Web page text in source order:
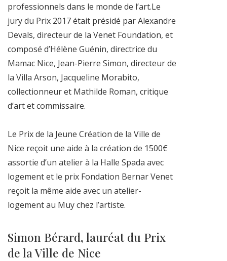
professionnels dans le monde de l’art.Le
jury du Prix 2017 était présidé par Alexandre
Devals, directeur de la Venet Foundation, et
composé d’Hélène Guénin, directrice du
Mamac Nice, Jean-Pierre Simon, directeur de
la Villa Arson, Jacqueline Morabito,
collectionneur et Mathilde Roman, critique
d’art et commissaire.
Le Prix de la Jeune Création de la Ville de
Nice reçoit une aide à la création de 1500€
assortie d’un atelier à la Halle Spada avec
logement et le prix Fondation Bernar Venet
reçoit la même aide avec un atelier-
logement au Muy chez l’artiste.
Simon Bérard, lauréat du Prix
de la Ville de Nice